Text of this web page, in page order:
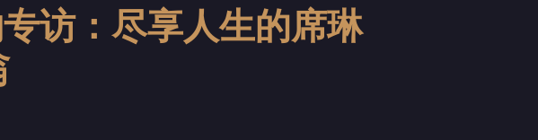
访：尽享人生的席琳